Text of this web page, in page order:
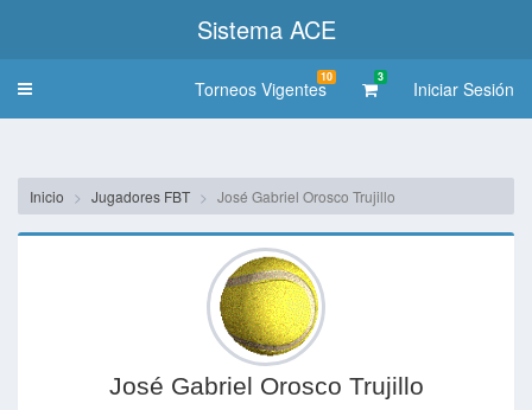
Sistema ACE
Toggle
Torneos Vigentes
10 3
Iniciar Sesión
Inicio Jugadores FBT José Gabriel Orosco Trujillo
José Gabriel Orosco Trujillo